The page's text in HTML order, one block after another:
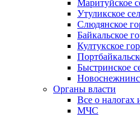
Маритуйское
Утуликское
Слюдянское
Байкальское
Култукское
Быстринское
Органы власти
Все о налогах
МЧС